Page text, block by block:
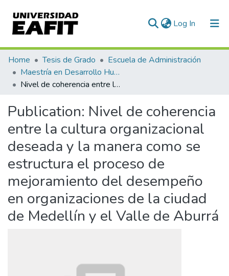
Log In (current)
Communities & Collections
All of DSpace
Home Tesis de Grado
Escuela de Administración
Maestría en Desarrollo Humano Organizacional (tesis)
Nivel de coherencia entre la cultura organizacional deseada y la manera como se estructura el proceso de mejoramiento del desempeño en organizaciones de la ciudad de Medellín y el Valle de Aburrá
Publication: Nivel de coherencia
entre la cultura organizacional
deseada y la manera como se
estructura el proceso de
mejoramiento del desempeño
en organizaciones de la ciudad
de Medellín y el Valle de Aburrá